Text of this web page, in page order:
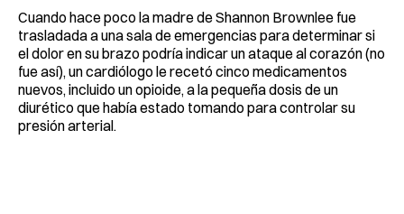
Cuando hace poco la madre de Shannon Brownlee fue
trasladada a una sala de emergencias para determinar si
el dolor en su brazo podría indicar un ataque al corazón (no
fue así), un cardiólogo le recetó cinco medicamentos
nuevos, incluido un opioide, a la pequeña dosis de un
diurético que había estado tomando para controlar su
presión arterial.